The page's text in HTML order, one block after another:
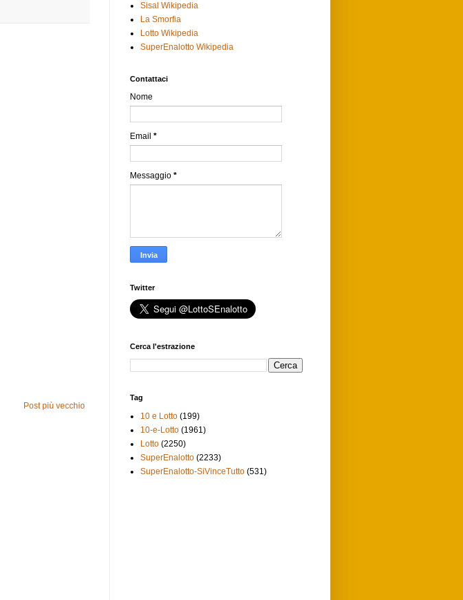
Post più vecchio
Sisal Wikipedia
La Smorfia
Lotto Wikipedia
SuperEnalotto Wikipedia
Contattaci
Nome
Email *
Messaggio *
Twitter
Cerca l'estrazione
Tag
10 e Lotto (199)
10-e-Lotto (1961)
Lotto (2250)
SuperEnalotto (2233)
SuperEnalotto-SiVinceTutto (531)